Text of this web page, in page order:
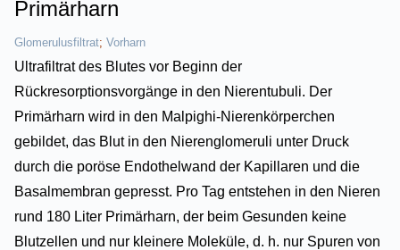
Primärharn
Glomerulusfiltrat; Vorharn
Ultrafiltrat des Blutes vor Beginn der
Rückresorptionsvorgänge in den Nierentubuli. Der
Primärharn wird in den Malpighi-Nierenkörperchen
gebildet, das Blut in den Nierenglomeruli unter Druck
durch die poröse Endothelwand der Kapillaren und die
Basalmembran gepresst. Pro Tag entstehen in den Nieren
rund 180 Liter Primärharn, der beim Gesunden keine
Blutzellen und nur kleinere Moleküle, d. h. nur Spuren von